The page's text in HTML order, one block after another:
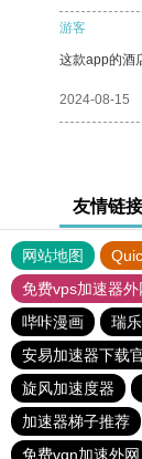
游客
这款app的酒
2024-08-15
友情链
网站地图
免费vps加速器外
哔咔漫画
瑞
安易加速器下载
旋风加速度器
加速器梯子推荐
免费vqn加速外网